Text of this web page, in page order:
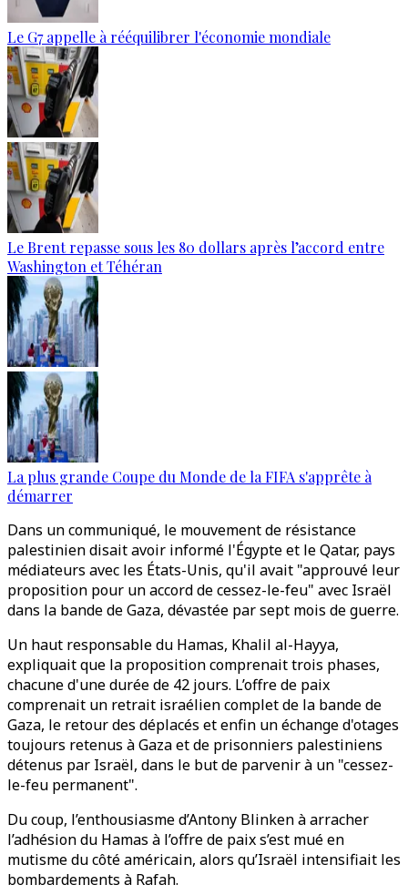
Le G7 appelle à rééquilibrer l'économie mondiale
Le Brent repasse sous les 80 dollars après l’accord entre
Washington et Téhéran
La plus grande Coupe du Monde de la FIFA s'apprête à
démarrer
Dans un communiqué, le mouvement de résistance
palestinien disait avoir informé l'Égypte et le Qatar, pays
médiateurs avec les États-Unis, qu'il avait "approuvé leur
proposition pour un accord de cessez-le-feu" avec Israël
dans la bande de Gaza, dévastée par sept mois de guerre.
Un haut responsable du Hamas, Khalil al-Hayya,
expliquait que la proposition comprenait trois phases,
chacune d'une durée de 42 jours. L’offre de paix
comprenait un retrait israélien complet de la bande de
Gaza, le retour des déplacés et enfin un échange d'otages
toujours retenus à Gaza et de prisonniers palestiniens
détenus par Israël, dans le but de parvenir à un "cessez-
le-feu permanent".
Du coup, l’enthousiasme d’Antony Blinken à arracher
l’adhésion du Hamas à l’offre de paix s’est mué en
mutisme du côté américain, alors qu’Israël intensifiait les
bombardements à Rafah.